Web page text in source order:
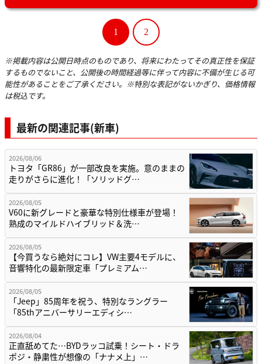
1 2
※掲載内容は公開日時点のものであり、将来にわたってその真正性を保証
するものでないこと、公開後の時間経過等に伴って内容に不備が生じる可
能性があることをご了承ください。※特別な表記がないかぎり、価格情報
は税込です。
最新の関連記事(新車)
2026/08/06
トヨタ「GR86」が一部改良を実施。意のままの
走りがさらに進化！「ソリッドグ…
2026/08/05
V60に新グレードと豪華な特別仕様車が登場！
熟成のマイルドハイブリッド＆洗…
2026/08/05
【今買うなら絶対にコレ】VW主要4モデルに、
音響特化の最新限定車「プレミアム…
2026/08/05
「Jeep」85周年を祝う、特別なラングラー
「85thアニバーサリーエディシ…
2026/08/04
正直舐めてた…BYDラッコ試乗！シート・ドラ
ポジ・静粛性が想像の「ナナメ上」…